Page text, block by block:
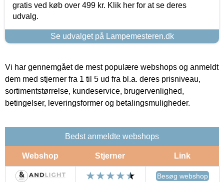
gratis ved køb over 499 kr. Klik her for at se deres
udvalg.
Se udvalget på Lampemesteren.dk
Vi har gennemgået de mest populære webshops og anmeldt
dem med stjerner fra 1 til 5 ud fra bl.a. deres prisniveau,
sortimentstørrelse, kundeservice, brugervenlighed,
betingelser, leveringsformer og betalingsmuligheder.
Bedst anmeldte webshops
Webshop Stjerner Link
Besøg webshop